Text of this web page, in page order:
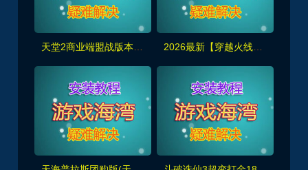
2026最新【穿越火线CF2.0】一键端,修复各种错误，全道具可买100%汉化+GM工具